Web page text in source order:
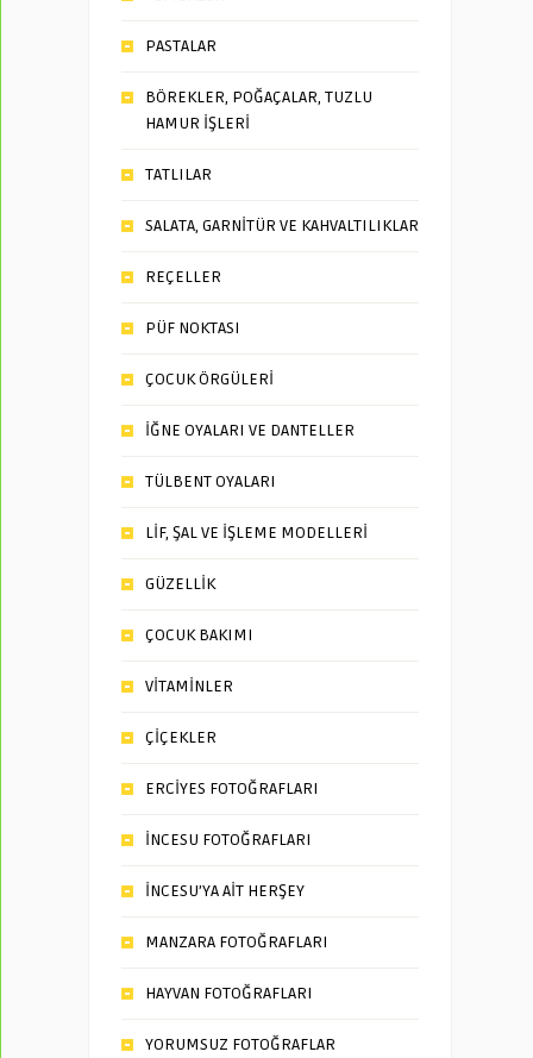
PASTALAR
BÖREKLER, POĞAÇALAR, TUZLU
HAMUR İŞLERİ
TATLILAR
SALATA, GARNİTÜR VE KAHVALTILIKLAR
REÇELLER
PÜF NOKTASI
ÇOCUK ÖRGÜLERİ
İĞNE OYALARI VE DANTELLER
TÜLBENT OYALARI
LİF, ŞAL VE İŞLEME MODELLERİ
GÜZELLİK
ÇOCUK BAKIMI
VİTAMİNLER
ÇİÇEKLER
ERCİYES FOTOĞRAFLARI
İNCESU FOTOĞRAFLARI
İNCESU’YA AİT HERŞEY
MANZARA FOTOĞRAFLARI
HAYVAN FOTOĞRAFLARI
YORUMSUZ FOTOĞRAFLAR